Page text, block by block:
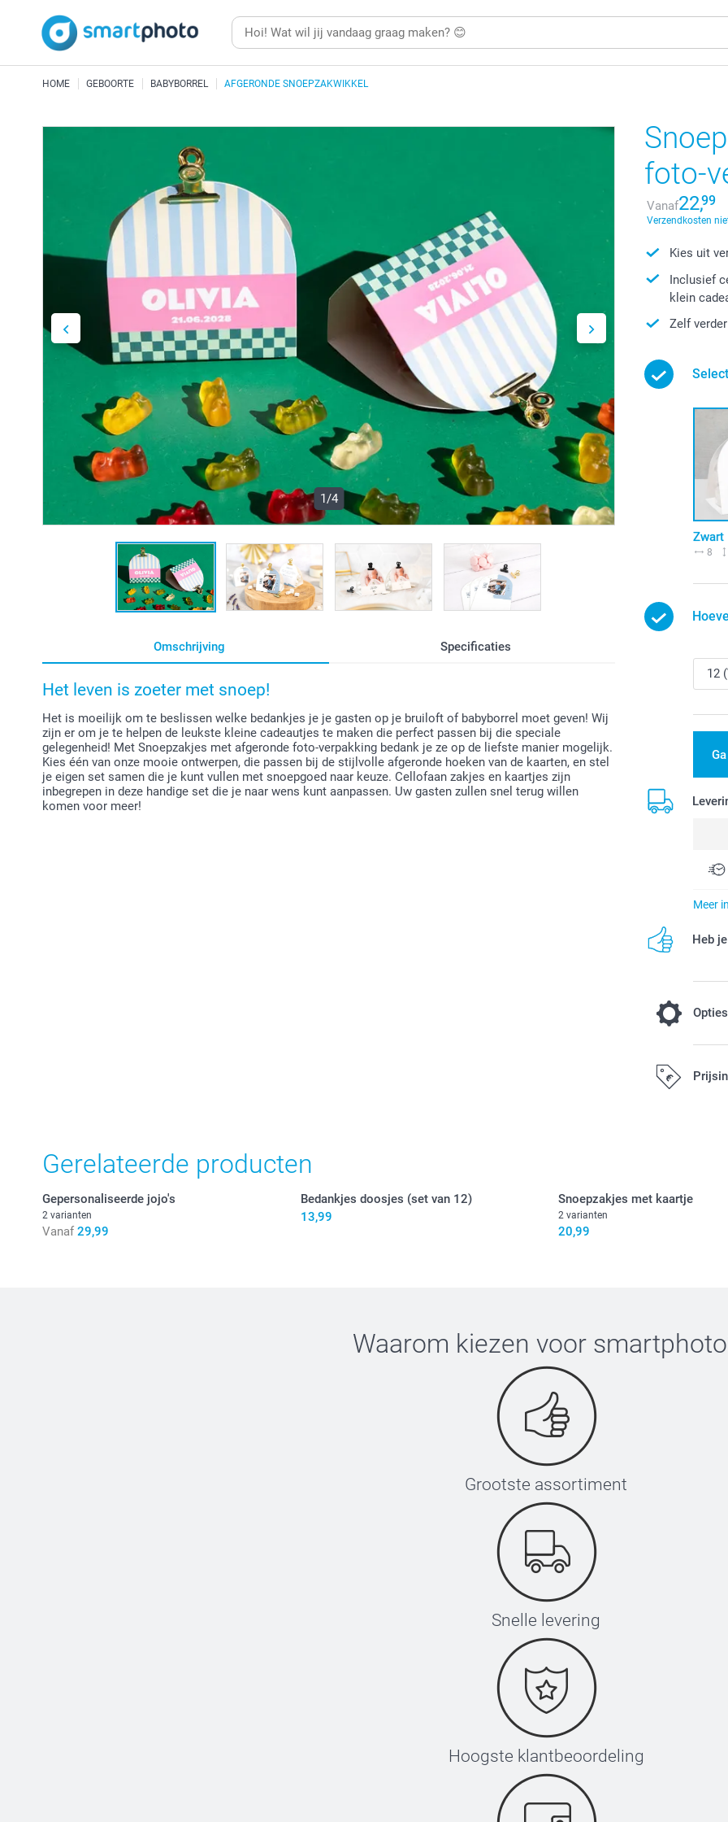
HOME GEBOORTE BABYBORREL AFGERONDE SNOEPZAKWIKKEL
1/4
Omschrijving Specificaties
Het leven is zoeter met snoep!
Het is moeilijk om te beslissen welke bedankjes je je gasten op je bruiloft of babyborrel moet geven! Wij
zijn er om je te helpen de leukste kleine cadeautjes te maken die perfect passen bij die speciale
gelegenheid! Met Snoepzakjes met afgeronde foto-verpakking bedank je ze op de liefste manier mogelijk.
Kies één van onze mooie ontwerpen, die passen bij de stijlvolle afgeronde hoeken van de kaarten, en stel
je eigen set samen die je kunt vullen met snoepgoed naar keuze. Cellofaan zakjes en kaartjes zijn
inbegrepen in deze handige set die je naar wens kunt aanpassen. Uw gasten zullen snel terug willen
komen voor meer!
foto-
Vanaf22,99
Verzendkosten
Kies uit
Inclusief
klein
Zelf
Zwart
8
Meer
Heb
Opties
Vul je
Vul je
Gerelateerde producten
Gepersonaliseerde jojo's
2 varianten
Vanaf 29,99
Bedankjes doosjes (set van 12)
13,99
Snoepzakjes met kaartje
2 varianten
20,99
Waarom kiezen voor smartphoto
Grootste assortiment
Snelle levering
Hoogste klantbeoordeling